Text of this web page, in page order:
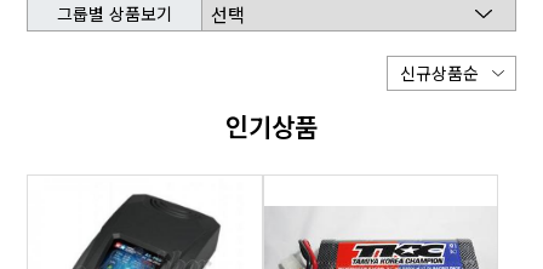
그룹별 상품보기
인기상품